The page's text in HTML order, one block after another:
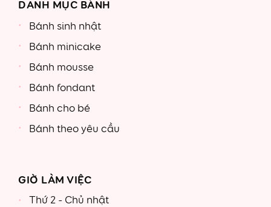
DANH MỤC BÁNH
Bánh sinh nhật
Bánh minicake
Bánh mousse
Bánh fondant
Bánh cho bé
Bánh theo yêu cầu
GIỜ LÀM VIỆC
Thứ 2 - Chủ nhật